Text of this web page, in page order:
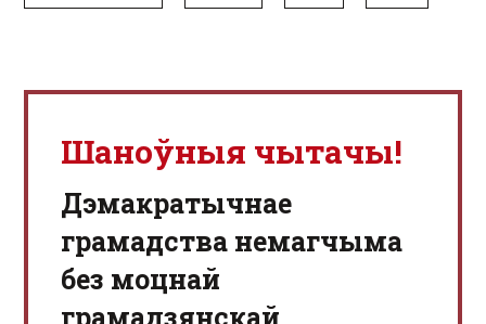
Шаноўныя чытачы!
Дэмакратычнае
грамадства немагчыма
без моцнай